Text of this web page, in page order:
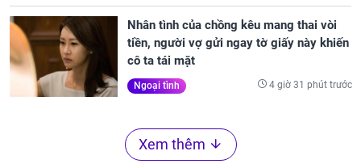
Nhân tình của chồng kêu mang thai vòi
tiền, người vợ gửi ngay tờ giấy này khiến
cô ta tái mặt
Ngoại tình 4 giờ 31 phút trước
Xem thêm